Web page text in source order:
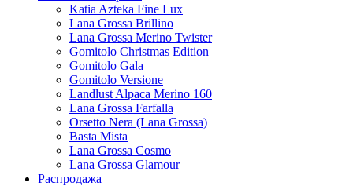
Katia Azteka Fine Lux
Lana Grossa Brillino
Lana Grossa Merino Twister
Gomitolo Christmas Edition
Gomitolo Gala
Gomitolo Versione
Landlust Alpaca Merino 160
Lana Grossa Farfalla
Orsetto Nera (Lana Grossa)
Basta Mista
Lana Grossa Cosmo
Lana Grossa Glamour
Распродажа